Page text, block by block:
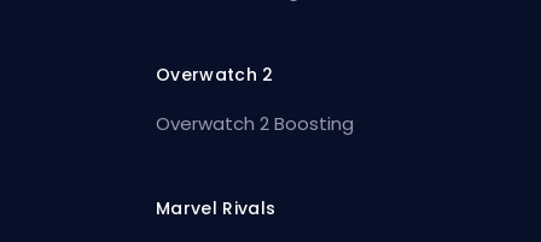
Overwatch 2
Overwatch 2 Boosting
Marvel Rivals